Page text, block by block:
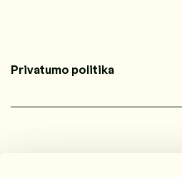
Privatumo politika